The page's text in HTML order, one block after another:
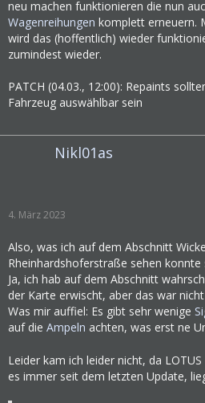
neu machen funktionieren die nun
Wagenreihungen komplett erneuern.
wird das (hoffentlich) wieder
zumindest wieder.
PATCH (04.03., 12:00): Repaints
Fahrzeug auswählbar sein
Nikl01as
4. März 2023
Also, was ich auf dem Abschnitt
Rheinhardshoferstraße sehen konnte
Ja, ich hab auf dem Abschnitt
der Karte erwischt, aber das war
Was mir auffiel: Es gibt sehr wenige
auf die Ampeln achten, was erst ne
Leider kam ich leider nicht, da
es immer seit dem letzten Update,